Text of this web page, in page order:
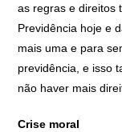
as regras e direitos
Previdência hoje e
mais uma e para
previdência, e isso
não haver mais
Crise moral